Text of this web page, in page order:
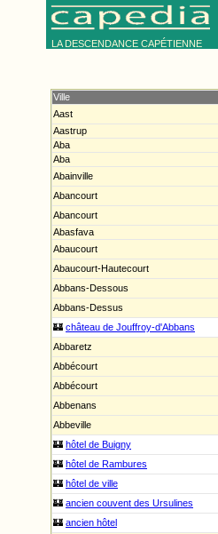
LA DESCENDANCE CAPÉTIENNE
Ville
Aast
Aastrup
Aba
Aba
Abainville
Abancourt
Abancourt
Abasfava
Abaucourt
Abaucourt-Hautecourt
Abbans-Dessous
Abbans-Dessus
🏰 château de Jouffroy-d'Abbans
Abbaretz
Abbécourt
Abbécourt
Abbenans
Abbeville
🏰 hôtel de Buigny
🏰 hôtel de Rambures
🏰 hôtel de ville
🏰 ancien couvent des Ursulines
🏰 ancien hôtel